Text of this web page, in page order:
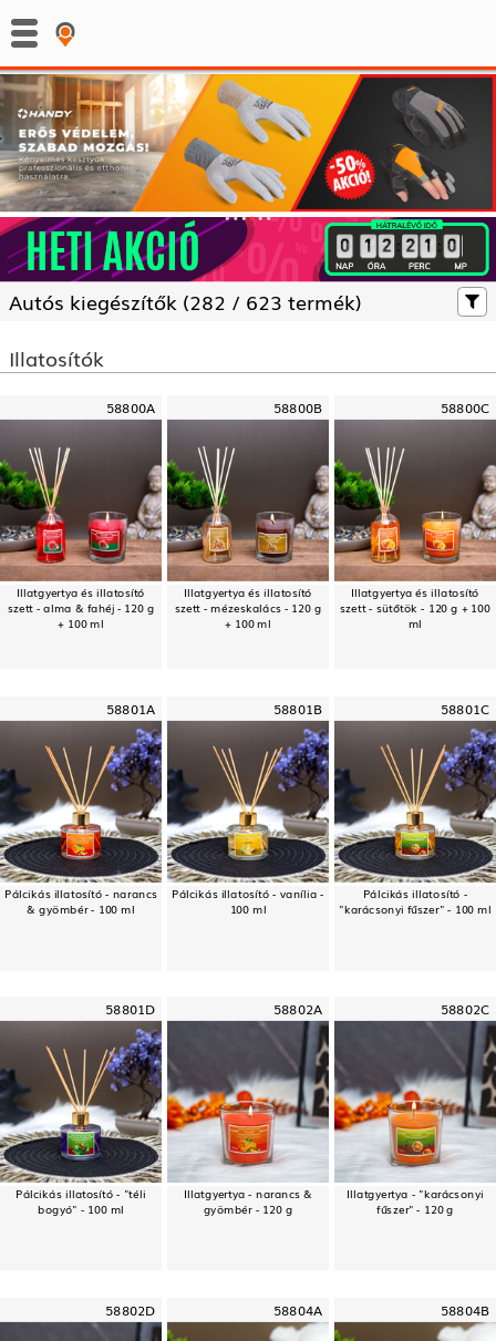
: :
Autós kiegészítők (282 / 623 termék)
Illatosítók
58800A
Illatgyertya és illatosító
szett - alma & fahéj - 120 g
+ 100 ml
58800B
Illatgyertya és illatosító
szett - mézeskalács - 120 g
+ 100 ml
58800C
Illatgyertya és illatosító
szett - sütőtök - 120 g + 100
ml
58801A
Pálcikás illatosító - narancs
& gyömbér - 100 ml
58801B
Pálcikás illatosító - vanília -
100 ml
58801C
Pálcikás illatosító -
"karácsonyi fűszer" - 100 ml
58801D
Pálcikás illatosító - "téli
bogyó" - 100 ml
58802A
Illatgyertya - narancs &
gyömbér - 120 g
58802C
Illatgyertya - "karácsonyi
fűszer" - 120 g
58802D 58804A 58804B